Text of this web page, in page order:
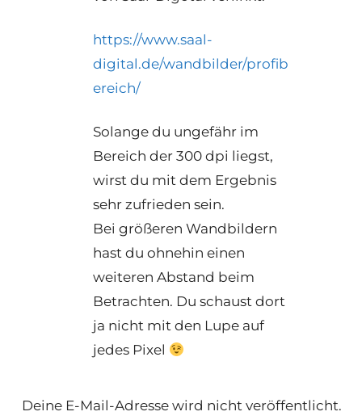
https://www.saal-
digital.de/wandbilder/profib
ereich/
Solange du ungefähr im
Bereich der 300 dpi liegst,
wirst du mit dem Ergebnis
sehr zufrieden sein.
Bei größeren Wandbildern
hast du ohnehin einen
weiteren Abstand beim
Betrachten. Du schaust dort
ja nicht mit den Lupe auf
jedes Pixel
Deine E-Mail-Adresse wird nicht veröffentlicht.